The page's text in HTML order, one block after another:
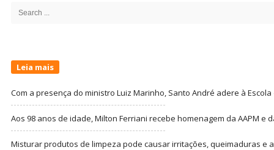
Search
Leia mais
Com a presença do ministro Luiz Marinho, Santo André adere à
Aos 98 anos de idade, Milton Ferriani recebe homenagem da AAPM e
Misturar produtos de limpeza pode causar irritações, queimaduras e